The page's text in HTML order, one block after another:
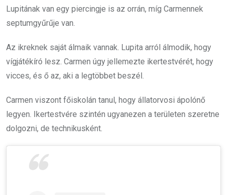
Lupitának van egy piercingje is az orrán, míg Carmennek
septumgyűrűje van.
Az ikreknek saját álmaik vannak. Lupita arról álmodik, hogy
vígjátékíró lesz. Carmen úgy jellemezte ikertestvérét, hogy
vicces, és ő az, aki a legtöbbet beszél.
Carmen viszont főiskolán tanul, hogy állatorvosi ápolónő
legyen. Ikertestvére szintén ugyanezen a területen szeretne
dolgozni, de technikusként.